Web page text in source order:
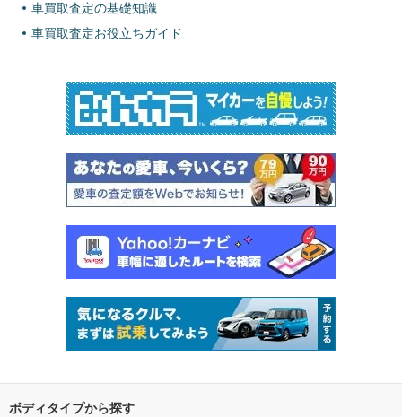
車買取査定の基礎知識
車買取査定お役立ちガイド
ボディタイプから探す